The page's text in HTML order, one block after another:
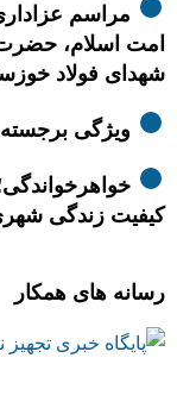
مراسم
امت اسلام،
شهدای فولاد
ویژگی
کیفیت زندگی
رسانه های همکار